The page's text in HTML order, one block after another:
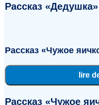
Рассказ «Дедушка»
Рассказ «Чужое
lire
Рассказ «Чужое